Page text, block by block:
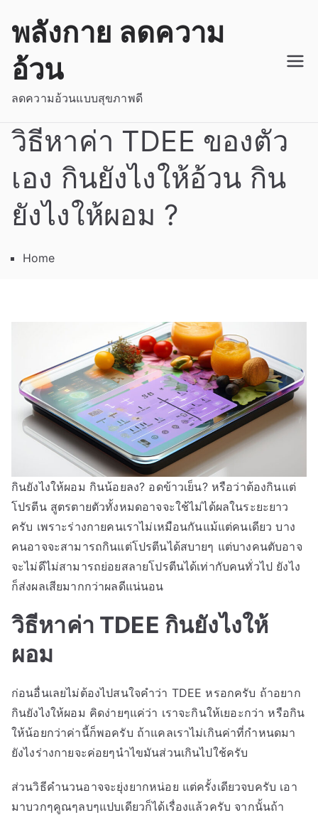
พลังกาย ลดความ
อ้วน
ลดความอ้วนแบบสุขภาพดี
วิธีหาค่า TDEE ของตัว
เอง กินยังไงให้อ้วน กิน
ยังไงให้ผอม ?
Home
กินยังไงให้ผอม กินน้อยลง? อดข้าวเย็น? หรือว่าต้องกินแต่
โปรตีน สูตรตายตัวทั้งหมดอาจจะใช้ไม่ได้ผลในระยะยาว
ครับ เพราะร่างกายคนเราไม่เหมือนกันแม้แต่คนเดียว บาง
คนอาจจะสามารถกินแต่โปรตีนได้สบายๆ แต่บางคนตับอาจ
จะไม่ดีไม่สามารถย่อยสลายโปรตีนได้เท่ากับคนทั่วไป ยังไง
ก็ส่งผลเสียมากกว่าผลดีแน่นอน
วิธีหาค่า TDEE กินยังไงให้
ผอม
ก่อนอื่นเลยไม่ต้องไปสนใจคำว่า TDEE หรอกครับ ถ้าอยาก
กินยังไงให้ผอม คิดง่ายๆแค่ว่า เราจะกินให้เยอะกว่า หรือกิน
ให้น้อยกว่าค่านี้ก็พอครับ ถ้าแคลเราไม่เกินค่าที่กำหนดมา
ยังไงร่างกายจะค่อยๆนำไขมันส่วนเกินไปใช้ครับ
ส่วนวิธีคำนวนอาจจะยุ่งยากหน่อย แต่ครั้งเดียวจบครับ เอา
มาบวกๆคูณๆลบๆแปบเดียวก็ได้เรื่องแล้วครับ จากนั้นถ้า